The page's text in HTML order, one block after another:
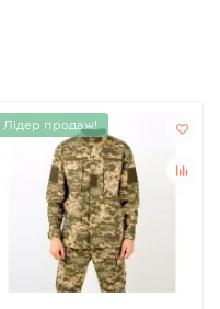
Лідер продаж!